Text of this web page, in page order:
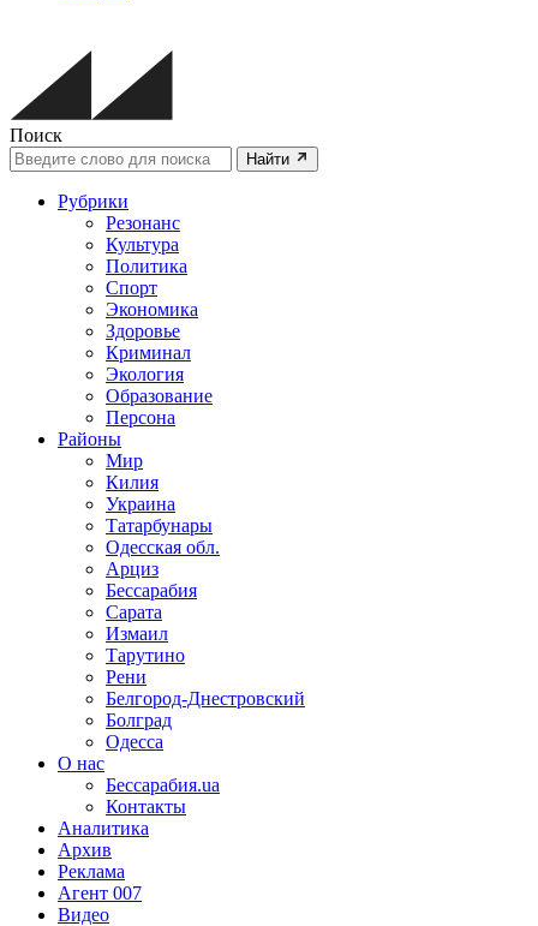
Поиск
Найти
Рубрики
Резонанс
Культура
Политика
Спорт
Экономика
Здоровье
Криминал
Экология
Образование
Персона
Районы
Мир
Килия
Украина
Татарбунары
Одесская обл.
Арциз
Бессарабия
Сарата
Измаил
Тарутино
Рени
Белгород-Днестровский
Болград
Одесса
О нас
Бессарабия.ua
Контакты
Аналитика
Архив
Реклама
Агент 007
Видео